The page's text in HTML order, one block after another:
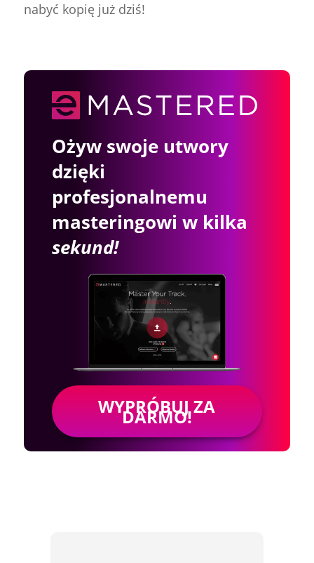
nabyć kopię już dziś!
Ożyw swoje utwory
dzięki
profesjonalnemu
masteringowi w kilka
sekund!
WYPRÓBUJ ZA
DARMO!